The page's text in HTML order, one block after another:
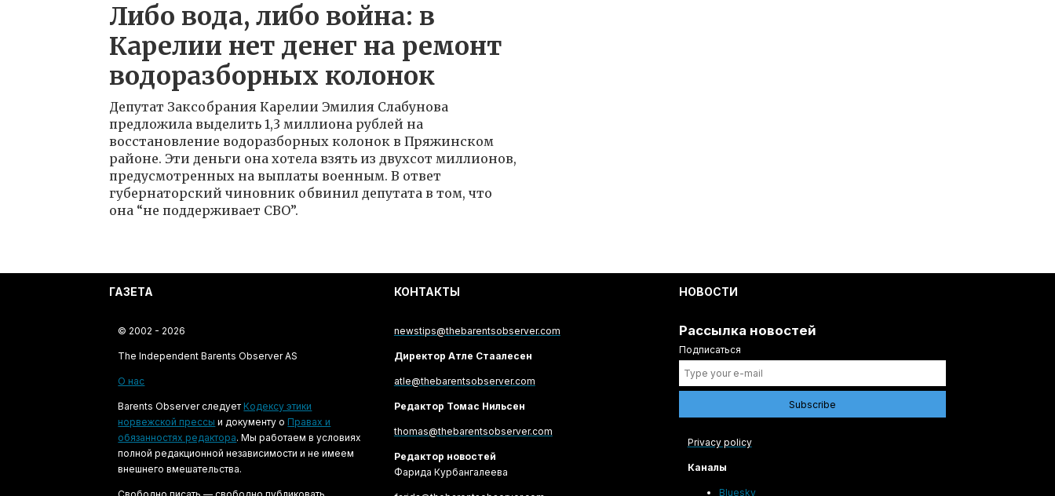
Либо вода, либо война: в
Карелии нет денег на ремонт
водоразборных колонок
Депутат Заксобрания Карелии Эмилия Слабунова
предложила выделить 1,3 миллиона рублей на
восстановление водоразборных колонок в Пряжинском
районе. Эти деньги она хотела взять из двухсот миллионов,
предусмотренных на выплаты военным. В ответ
губернаторский чиновник обвинил депутата в том, что
она “не поддерживает СВО”.
ГАЗЕТА КОНТАКТЫ НОВОСТИ
© 2002 - 2026
The Independent Barents Observer AS
О нас
Barents Observer следует Кодексу этики
норвежской прессы и документу о Правах и
обязанностях редактора. Мы работаем в условиях
полной редакционной независимости и не имеем
внешнего вмешательства.
newstips@thebarentsobserver.com
Директор Атле Стаалесен
atle@thebarentsobserver.com
Редактор Томас Нильсен
thomas@thebarentsobserver.com
Редактор новостей
Фарида Курбангалеева
Рассылка новостей
Подписаться
Privacy policy
Каналы
Bluesky